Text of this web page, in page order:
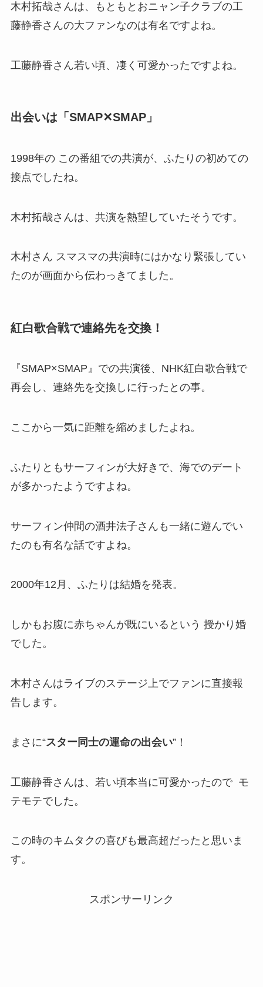
木村拓哉さんは、もともとおニャン子クラブの工
藤静香さんの大ファンなのは有名ですよね。
工藤静香さん若い頃、凄く可愛かったですよね。
出会いは「SMAP✕SMAP」
1998年の この番組での共演が、ふたりの初めての
接点でしたね。
木村拓哉さんは、共演を熱望していたそうです。
木村さん スマスマの共演時にはかなり緊張してい
たのが画面から伝わっきてました。
紅白歌合戦で連絡先を交換！
『SMAP×SMAP』での共演後、NHK紅白歌合戦で
再会し、連絡先を交換しに行ったとの事。
ここから一気に距離を縮めましたよね。
ふたりともサーフィンが大好きで、海でのデート
が多かったようですよね。
サーフィン仲間の酒井法子さんも一緒に遊んでい
たのも有名な話ですよね。
2000年12月、ふたりは結婚を発表。
しかもお腹に赤ちゃんが既にいるという 授かり婚
でした。
木村さんはライブのステージ上でファンに直接報
告します。
まさに“スター同士の運命の出会い”！
工藤静香さんは、若い頃本当に可愛かったので モ
テモテでした。
この時のキムタクの喜びも最高超だったと思いま
す。
スポンサーリンク